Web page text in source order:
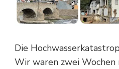
Die
Wir waren zwei